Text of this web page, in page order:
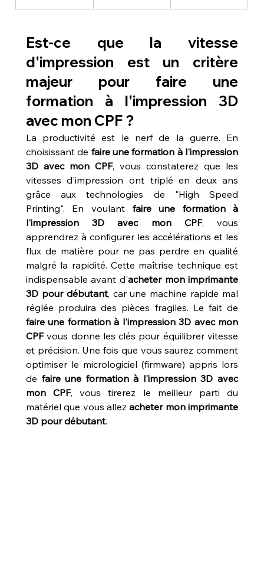
Est-ce que la vitesse
d'impression est un critère
majeur pour faire une
formation à l'impression 3D
avec mon CPF ?
La productivité est le nerf de la guerre. En
choisissant de faire une formation à l'impression
3D avec mon CPF, vous constaterez que les
vitesses d'impression ont triplé en deux ans
grâce aux technologies de "High Speed
Printing". En voulant faire une formation à
l'impression 3D avec mon CPF, vous
apprendrez à configurer les accélérations et les
flux de matière pour ne pas perdre en qualité
malgré la rapidité. Cette maîtrise technique est
indispensable avant d'acheter mon imprimante
3D pour débutant, car une machine rapide mal
faire une formation à l'impression 3D avec mon
CPF vous donne les clés pour équilibrer vitesse
et précision. Une fois que vous saurez comment
optimiser le micrologiciel (firmware) appris lors
de faire une formation à l'impression 3D avec
mon CPF, vous tirerez le meilleur parti du
matériel que vous allez acheter mon imprimante
3D pour débutant.